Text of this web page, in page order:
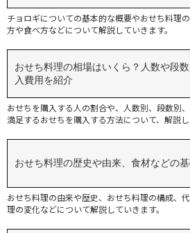
チョロギについての基本的な概要やおせち料理
方や食べ方などについて解説していきます。
おせち料理の相場はいくら？人数や段
入費用を紹介
おせちを購入する人の割合や、人数別、段数別
満足するおせちを購入する方法について、解説し
おせち料理の歴史や由来、食材などの
おせち料理の由来や歴史、おせち料理の構成、
理の変化などについて解説していきます。